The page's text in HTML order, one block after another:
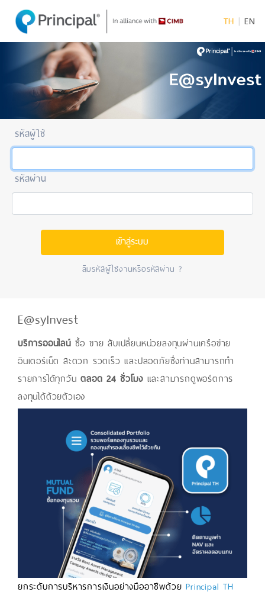
TH | EN
รหัสผู้ใช้
รหัสผ่าน
ลืมรหัสผู้ใช้งานหรือรหัสผ่าน ?
E@syInvest
บริการออนไลน์ซื้อ ขาย สับเปลี่ยนหน่วยลงทุนผ่านเครือข่าย
อินเตอร์เน็ต สะดวก รวดเร็ว และปลอดภัยซึ่งท่านสามารถทำ
รายการได้ทุกวันตลอด 24 ชั่วโมงและสามารถดูพอร์ตการ
ลงทุนได้ด้วยตัวเอง
ยกระดับการบริหารการเงินอย่างมืออาชีพด้วย Principal TH